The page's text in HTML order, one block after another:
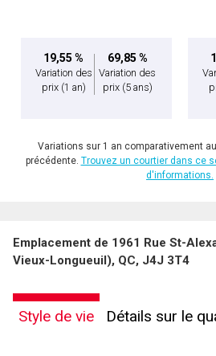
19,55 %
Variation des
prix (1 an)
69,85 %
Variation des
prix (5 ans)
Variations sur 1 an comparativement
précédente. Trouvez un courtier dans ce
d'informations.
Emplacement de 1961 Rue St-
Vieux-Longueuil), QC, J4J 3T4
Style de vie Détails sur le